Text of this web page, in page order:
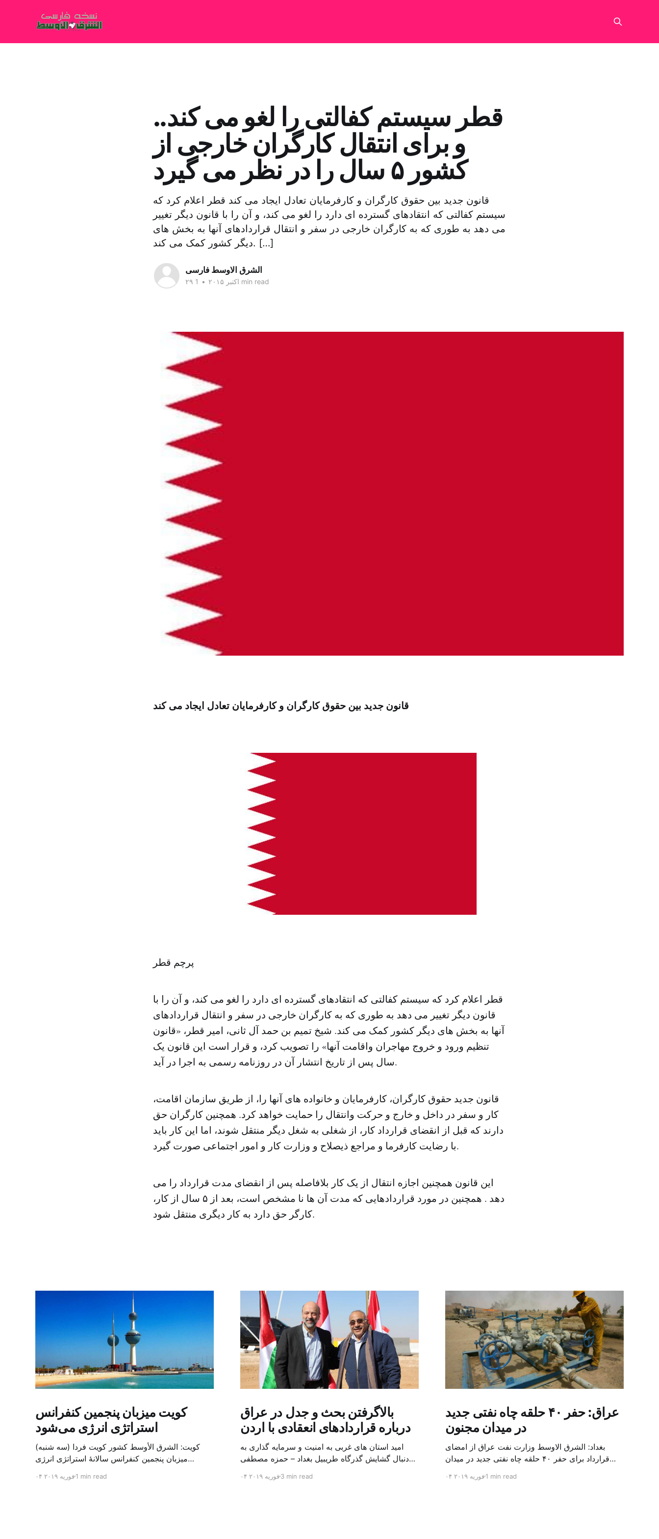
قطر سیستم کفالتی را لغو می کند..
و برای انتقال کارگران خارجی از
کشور ۵ سال را در نظر می گیرد
قانون جدید بین حقوق کارگران و کارفرمایان تعادل ایجاد می کند قطر اعلام کرد که
سیستم کفالتی که انتقادهای گسترده ای دارد را لغو می کند، و آن را با قانون دیگر تغییر
می دهد به طوری که به کارگران خارجی در سفر و انتقال قراردادهای آنها به بخش های
دیگر کشور کمک می کند. […]
الشرق الاوسط فارسی
۲۹ اکتبر ۲۰۱۵ • 1 min read
قانون جدید بین حقوق کارگران و کارفرمایان تعادل ایجاد می کند
پرچم قطر
قطر اعلام کرد که سیستم کفالتی که انتقادهای گسترده ای دارد را لغو می کند، و آن را با
قانون دیگر تغییر می دهد به طوری که به کارگران خارجی در سفر و انتقال قراردادهای
آنها به بخش های دیگر کشور کمک می کند. شیخ تمیم بن حمد آل ثانی، امیر قطر، «قانون
تنظیم ورود و خروج مهاجران واقامت آنها» را تصویب کرد، و قرار است این قانون یک
سال پس از تاریخ انتشار آن در روزنامه رسمی به اجرا در آید.
قانون جدید حقوق کارگران، کارفرمایان و خانواده های آنها را، از طریق سازمان اقامت،
کار و سفر در داخل و خارج و حرکت وانتقال را حمایت خواهد کرد. همچنین کارگران حق
دارند که قبل از انقضای قرارداد کار، از شغلی به شغل دیگر منتقل شوند، اما این کار باید
با رضایت کارفرما و مراجع ذیصلاح و وزارت کار و امور اجتماعی صورت گیرد.
این قانون همچنین اجازه انتقال از یک کار بلافاصله پس از انقضای مدت قرارداد را می
دهد . همچنین در مورد قراردادهایی که مدت آن ها نا مشخص است، بعد از ۵ سال از کار،
کارگر حق دارد به کار دیگری منتقل شود.
کویت میزبان پنجمین کنفرانس
استراتژی انرژی می‌شود
کویت: الشرق الأوسط کشور کویت فردا (سه شنبه)
میزبان پنجمین کنفرانس سالانهٔ استراتژی انرژی
الشرق الاوسط، حدود ۳۰۰ متخصص از شرکت‌های
۰۴ فوریه ۲۰۱۹1 min read
بالاگرفتن بحث و جدل در عراق
درباره قراردادهای انعقادی با اردن
امید استان های غربی به امنیت و سرمایه گذاری به
دنبال گشایش گذرگاه طریبیل بغداد – حمزه مصطفی
طریبیل توسط عادل عبد المهدی نخست وزیر عراق و
۰۴ فوریه ۲۰۱۹3 min read
عراق: حفر ۴۰ حلقه چاه نفتی جدید
در میدان مجنون
بغداد: الشرق الاوسط وزارت نفت عراق از امضای
قرارداد برای حفر ۴۰ حلقه چاه نفتی جدید در میدان
محمد خضیر مدعامل شرکت حفاری عراق روز یکشنبه
۰۴ فوریه ۲۰۱۹1 min read